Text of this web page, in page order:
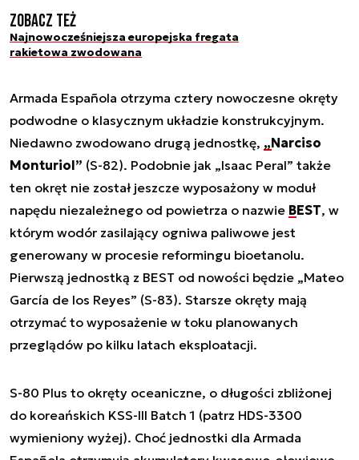
Zobacz też
Najnowocześniejsza europejska fregata
rakietowa zwodowana
Armada Española otrzyma cztery nowoczesne okręty
podwodne o klasycznym układzie konstrukcyjnym.
Niedawno zwodowano drugą jednostkę, „Narciso
Monturiol” (S-82). Podobnie jak „Isaac Peral” także
ten okręt nie został jeszcze wyposażony w moduł
napędu niezależnego od powietrza o nazwie BEST, w
którym wodór zasilający ogniwa paliwowe jest
generowany w procesie reformingu bioetanolu.
Pierwszą jednostką z BEST od nowości będzie „Mateo
García de los Reyes” (S-83). Starsze okręty mają
otrzymać to wyposażenie w toku planowanych
przeglądów po kilku latach eksploatacji.
S-80 Plus to okręty oceaniczne, o długości zbliżonej
do koreańskich KSS-III Batch 1 (patrz HDS-3300
wymieniony wyżej). Choć jednostki dla Armada